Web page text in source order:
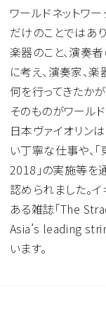
ワールドネットワ
だけのことではあ
楽器のこと、演奏
に考え、演奏家、
何を行ってきたか
そのものがワールド
日本ヴァイオリン
い丁寧な仕事や、「
2018」の実施等を
認められました。
ある雑誌「The
Asia’s leading
います。